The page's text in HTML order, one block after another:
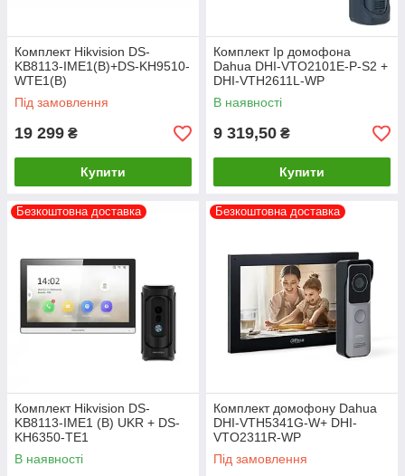
Комплект Hikvision DS-
KB8113-IME1(B)+DS-KH9510-
WTE1(B)
Під замовлення
19 299 ₴
Купити
Комплект Ip домофона
Dahua DHI-VTO2101E-P-S2 +
DHI-VTH2611L-WP
В наявності
9 319,50 ₴
Купити
Безкоштовна доставка
Комплект Hikvision DS-
KB8113-IME1 (B) UKR + DS-
KH6350-TE1
В наявності
Безкоштовна доставка
Комплект домофону Dahua
DHI-VTH5341G-W+ DHI-
VTO2311R-WP
Під замовлення